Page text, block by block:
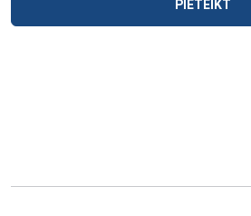
PIETEIKT